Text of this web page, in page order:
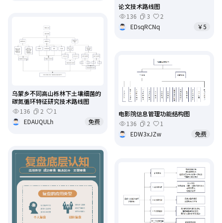
论文技术路线图
136
3
2
EDsqRCNq
￥5
乌蒙乡不同高山栎林下土壤细菌的
碳氮循环特征研究技术路线图
136
2
1
EDAUQULh
免费
电影院信息管理功能结构图
136
2
1
EDW3xJZw
免费